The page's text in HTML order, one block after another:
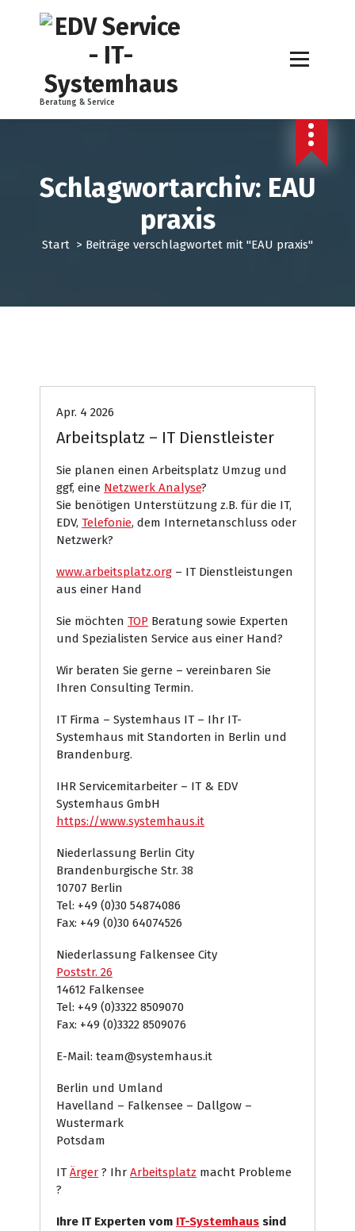
Beratung & Service
Schlagwortarchiv: EAU
praxis
Start > Beiträge verschlagwortet mit "EAU praxis"
Apr. 4 2026
Arbeitsplatz – IT Dienstleister
Sie planen einen Arbeitsplatz Umzug und
ggf, eine Netzwerk Analyse?
Sie benötigen Unterstützung z.B. für die IT,
EDV, Telefonie, dem Internetanschluss oder
Netzwerk?
www.arbeitsplatz.org – IT Dienstleistungen
aus einer Hand
Sie möchten TOP Beratung sowie Experten
und Spezialisten Service aus einer Hand?
Wir beraten Sie gerne – vereinbaren Sie
Ihren Consulting Termin.
IT Firma – Systemhaus IT – Ihr IT-
Systemhaus mit Standorten in Berlin und
Brandenburg.
IHR Servicemitarbeiter – IT & EDV
Systemhaus GmbH
https://www.systemhaus.it
Niederlassung Berlin City
Brandenburgische Str. 38
10707 Berlin
Tel: +49 (0)30 54874086
Fax: +49 (0)30 64074526
Niederlassung Falkensee City
Poststr. 26
14612 Falkensee
Tel: +49 (0)3322 8509070
Fax: +49 (0)3322 8509076
E-Mail: team@systemhaus.it
Berlin und Umland
Havelland – Falkensee – Dallgow –
Wustermark
Potsdam
IT Ärger ? Ihr Arbeitsplatz macht Probleme
?
Ihre IT Experten vom IT-Systemhaus sind